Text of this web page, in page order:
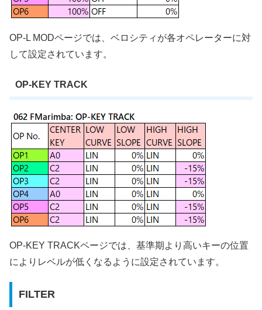
OP-L MODページでは、ベロシティが各オペレーターに対
して設定されています。
OP-KEY TRACK
OP-KEY TRACKページでは、基準期より高いキーの位置
によりレベルが低くなるように設定されています。
FILTER